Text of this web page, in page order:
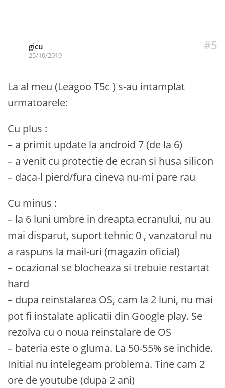
#5
gicu
25/10/2019
La al meu (Leagoo T5c ) s-au intamplat
urmatoarele:
Cu plus :
– a primit update la android 7 (de la 6)
– a venit cu protectie de ecran si husa silicon
– daca-l pierd/fura cineva nu-mi pare rau
Cu minus :
– la 6 luni umbre in dreapta ecranului, nu au
mai disparut, suport tehnic 0 , vanzatorul nu
a raspuns la mail-uri (magazin oficial)
– ocazional se blocheaza si trebuie restartat
hard
– dupa reinstalarea OS, cam la 2 luni, nu mai
pot fi instalate aplicatii din Google play. Se
rezolva cu o noua reinstalare de OS
– bateria este o gluma. La 50-55% se inchide.
Initial nu intelegeam problema. Tine cam 2
ore de youtube (dupa 2 ani)